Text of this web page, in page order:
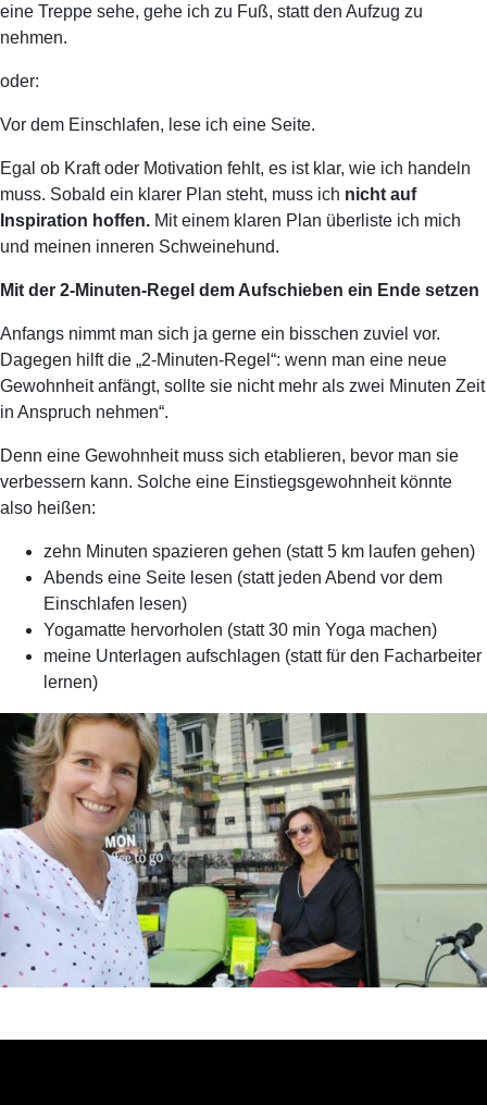
eine Treppe sehe, gehe ich zu Fuß, statt den Aufzug zu
nehmen.
oder:
Vor dem Einschlafen, lese ich eine Seite.
Egal ob Kraft oder Motivation fehlt, es ist klar, wie ich handeln
muss. Sobald ein klarer Plan steht, muss ich nicht auf
Inspiration hoffen. Mit einem klaren Plan überliste ich mich
und meinen inneren Schweinehund.
Mit der 2-Minuten-Regel dem Aufschieben ein Ende setzen
Anfangs nimmt man sich ja gerne ein bisschen zuviel vor.
Dagegen hilft die „2-Minuten-Regel“: wenn man eine neue
Gewohnheit anfängt, sollte sie nicht mehr als zwei Minuten Zeit
in Anspruch nehmen“.
Denn eine Gewohnheit muss sich etablieren, bevor man sie
verbessern kann. Solche eine Einstiegsgewohnheit könnte
also heißen:
zehn Minuten spazieren gehen (statt 5 km laufen gehen)
Abends eine Seite lesen (statt jeden Abend vor dem
Einschlafen lesen)
Yogamatte hervorholen (statt 30 min Yoga machen)
meine Unterlagen aufschlagen (statt für den Facharbeiter
lernen)